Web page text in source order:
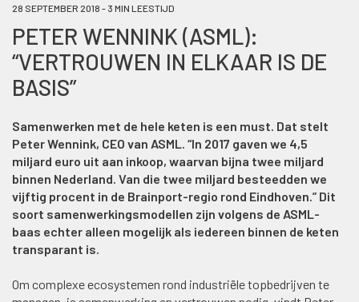
28 SEPTEMBER 2018 - 3 MIN LEESTIJD
PETER WENNINK (ASML):
“VERTROUWEN IN ELKAAR IS DE
BASIS”
Samenwerken met de hele keten is een must. Dat stelt
Peter Wennink, CEO van ASML. “In 2017 gaven we 4,5
miljard euro uit aan inkoop, waarvan bijna twee miljard
binnen Nederland. Van die twee miljard besteedden we
vijftig procent in de Brainport-regio rond Eindhoven.” Dit
soort samenwerkingsmodellen zijn volgens de ASML-
baas echter alleen mogelijk als iedereen binnen de keten
transparant is.
Om complexe ecosystemen rond industriële topbedrijven te